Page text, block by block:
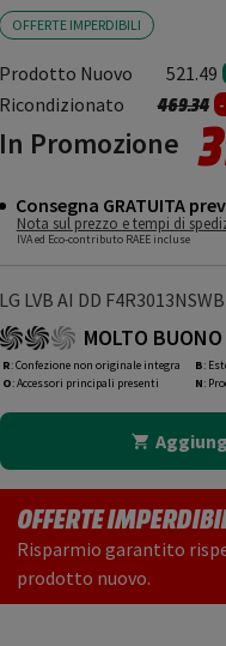
OFFERTE IMPERDIBILI
Prodotto Nuovo 521.49
Ricondizionato Prezzo
469.34a
In Promozione
Consegna GRATUITA
Nota sul prezzo e tempi di
IVA ed Eco-contributo RAEE incluse
LG LVB AI DD F4R3013NSWB
MOLTO BUONO
R: Confezione non originale integra
O: Accessori principali presenti
B:
N:
OFFERTE
Risparmio garantito
prodotto nuovo.